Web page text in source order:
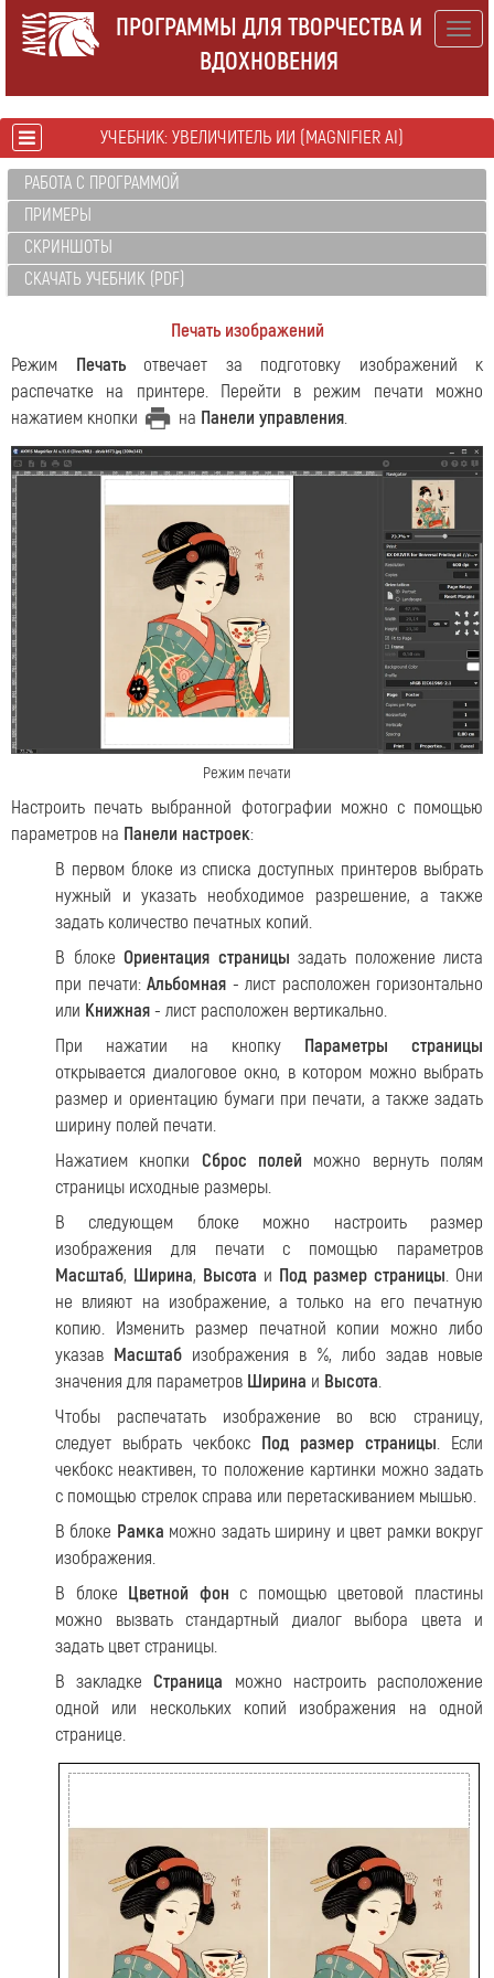
ПРОГРАММЫ ДЛЯ ТВОРЧЕСТВА И
ВДОХНОВЕНИЯ
УЧЕБНИК: УВЕЛИЧИТЕЛЬ ИИ (MAGNIFIER AI)
РАБОТА С ПРОГРАММОЙ
ПРИМЕРЫ
СКРИНШОТЫ
СКАЧАТЬ УЧЕБНИК (PDF)
Печать изображений
Режим Печатьотвечает за подготовку изображений к
распечатке на принтере. Перейти в режим печати можно
нажатием кнопки
на Панели управления.
Режим печати
Настроить печать выбранной фотографии можно с помощью
параметров на Панели настроек:
В первом блоке из списка доступных принтеров выбрать
нужный и указать необходимое разрешение, а также
задать количество печатных копий.
В блоке Ориентация страницы задать положение листа
при печати: Альбомная - лист расположен горизонтально
или Книжная- лист расположен вертикально.
При нажатии на кнопку Параметры страницы
открывается диалоговое окно, в котором можно выбрать
размер и ориентацию бумаги при печати, а также задать
ширину полей печати.
Нажатием кнопки Сброс полей можно вернуть полям
страницы исходные размеры.
В следующем блоке можно настроить размер
изображения для печати с помощью параметров
Масштаб, Ширина, Высота и Под размер страницы. Они
не влияют на изображение, а только на его печатную
копию. Изменить размер печатной копии можно либо
указав Масштаб изображения в %, либо задав новые
значения для параметров Ширина и Высота.
Чтобы распечатать изображение во всю страницу,
следует выбрать чекбокс Под размер страницы. Если
чекбокс неактивен, то положение картинки можно задать
с помощью стрелок справа или перетаскиванием мышью.
В блоке Рамка можно задать ширину и цвет рамки вокруг
изображения.
В блоке Цветной фон с помощью цветовой пластины
можно вызвать стандартный диалог выбора цвета и
задать цвет страницы.
В закладкеСтраница можно настроить расположение
одной или нескольких копий изображения на одной
странице.